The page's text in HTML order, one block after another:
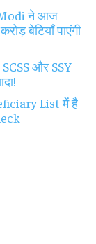
ने आज
बेटियाँ पाएंगी
और SSY
List में है